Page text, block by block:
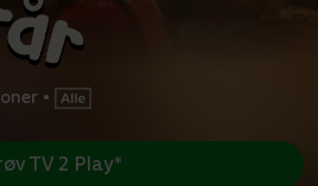
•
TV 2 Play*